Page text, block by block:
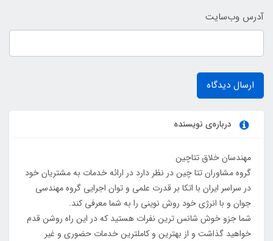
آدرس وب‌سایت
ارسال دیدگاه
درباره‌ی نویسنده
مهندسان خلاق تتاچین
گروه مشاوران تتا چین در نظر دارد در ارائه خدمات به مشتریان خود
در سراسر ایران با اتکا بر قدرت علمی و توان اجرایی گروه مهندسی
جوان و با انرژی خود روش نوینی را به شما معرفی کند.
شما جزو خوش شانس ترین نفرات هستید که در این راه روشن قدم
خواهید گذاشت و از بهترین و کاملترین خدمات حضوری و غیر